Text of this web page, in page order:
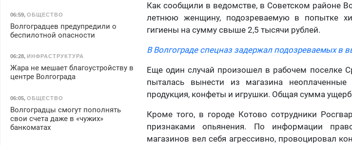
Как сообщили в ведомстве, в Советском районе
летнюю женщину, подозреваемую в попытке
гигиены на сумму свыше 2,5 тысячи рублей.
В Волгограде спецназ задержал подозреваемых в
Еще один случай произошел в рабочем поселке
пыталась вынести из магазина
продукция, конфеты и игрушки. Общая сумма
Кроме того, в городе Котово сотрудники
признаками опьянения. По информации
магазинов вел себя агрессивно, провоцировал
06:59, ОБЩЕСТВО
Волгоградцев предупредили о
беспилотной опасности
06:28, ИНФРАСТРУКТУРА
Жара не мешает благоустройству в
центре Волгограда
06:05, ОБЩЕСТВО
Волгоградцы смогут пополнять
свои счета даже в «чужих»
банкоматах